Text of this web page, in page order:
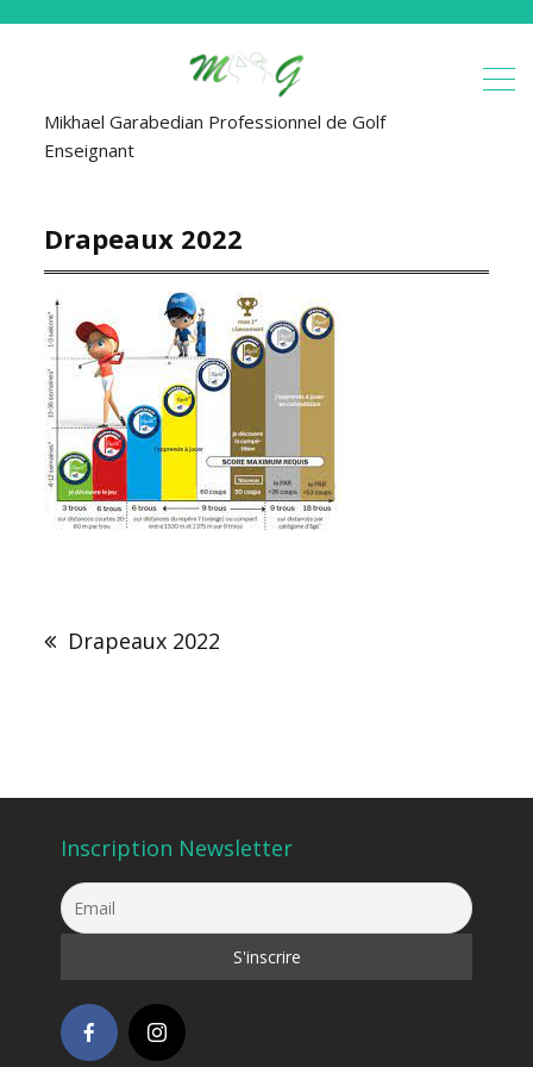
Mikhael Garabedian Professionnel de Golf
Enseignant
Drapeaux 2022
l’article
Drapeaux 2022
Inscription Newsletter